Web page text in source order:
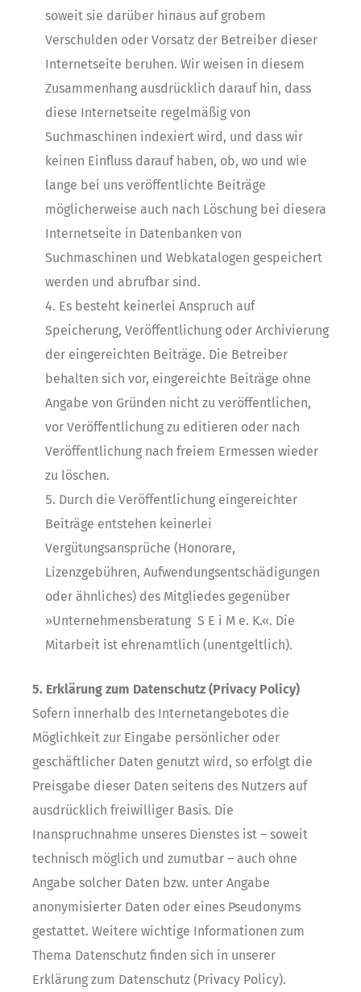
soweit sie darüber hinaus auf grobem
Verschulden oder Vorsatz der Betreiber dieser
Internetseite beruhen. Wir weisen in diesem
Zusammenhang ausdrücklich darauf hin, dass
diese Internetseite regelmäßig von
Suchmaschinen indexiert wird, und dass wir
keinen Einfluss darauf haben, ob, wo und wie
lange bei uns veröffentlichte Beiträge
möglicherweise auch nach Löschung bei diesera
Internetseite in Datenbanken von
Suchmaschinen und Webkatalogen gespeichert
werden und abrufbar sind.
Es besteht keinerlei Anspruch auf
Speicherung, Veröffentlichung oder Archivierung
der eingereichten Beiträge. Die Betreiber
behalten sich vor, eingereichte Beiträge ohne
Angabe von Gründen nicht zu veröffentlichen,
vor Veröffentlichung zu editieren oder nach
Veröffentlichung nach freiem Ermessen wieder
zu löschen.
Durch die Veröffentlichung eingereichter
Beiträge entstehen keinerlei
Vergütungsansprüche (Honorare,
Lizenzgebühren, Aufwendungsentschädigungen
oder ähnliches) des Mitgliedes gegenüber
»Unternehmensberatung S E i M e. K.«. Die
Mitarbeit ist ehrenamtlich (unentgeltlich).
5. Erklärung zum Datenschutz (Privacy Policy)
Sofern innerhalb des Internetangebotes die
Möglichkeit zur Eingabe persönlicher oder
geschäftlicher Daten genutzt wird, so erfolgt die
Preisgabe dieser Daten seitens des Nutzers auf
ausdrücklich freiwilliger Basis. Die
Inanspruchnahme unseres Dienstes ist – soweit
technisch möglich und zumutbar – auch ohne
Angabe solcher Daten bzw. unter Angabe
anonymisierter Daten oder eines Pseudonyms
gestattet. Weitere wichtige Informationen zum
Thema Datenschutz finden sich in unserer
Erklärung zum Datenschutz (Privacy Policy).